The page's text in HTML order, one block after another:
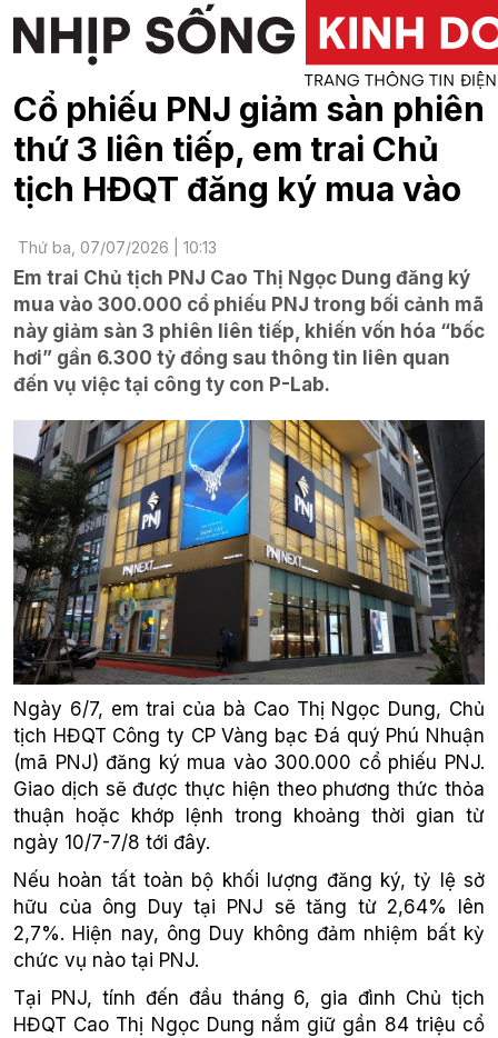
Cổ phiếu PNJ giảm sàn phiên
thứ 3 liên tiếp, em trai Chủ
tịch HĐQT đăng ký mua vào
Thứ ba, 07/07/2026 | 10:13
Em trai Chủ tịch PNJ Cao Thị Ngọc Dung đăng ký
mua vào 300.000 cổ phiếu PNJ trong bối cảnh mã
này giảm sàn 3 phiên liên tiếp, khiến vốn hóa “bốc
hơi” gần 6.300 tỷ đồng sau thông tin liên quan
đến vụ việc tại công ty con P-Lab.
Ngày 6/7, em trai của bà Cao Thị Ngọc Dung, Chủ
tịch HĐQT Công ty CP Vàng bạc Đá quý Phú Nhuận
(mã PNJ) đăng ký mua vào 300.000 cổ phiếu PNJ.
Giao dịch sẽ được thực hiện theo phương thức thỏa
thuận hoặc khớp lệnh trong khoảng thời gian từ
ngày 10/7-7/8 tới đây.
Nếu hoàn tất toàn bộ khối lượng đăng ký, tỷ lệ sở
hữu của ông Duy tại PNJ sẽ tăng từ 2,64% lên
2,7%. Hiện nay, ông Duy không đảm nhiệm bất kỳ
chức vụ nào tại PNJ.
Tại PNJ, tính đến đầu tháng 6, gia đình Chủ tịch
HĐQT Cao Thị Ngọc Dung nắm giữ gần 84 triệu cổ